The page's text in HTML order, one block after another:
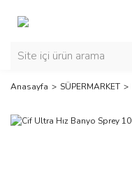
Anasayfa SÜPERMARKET